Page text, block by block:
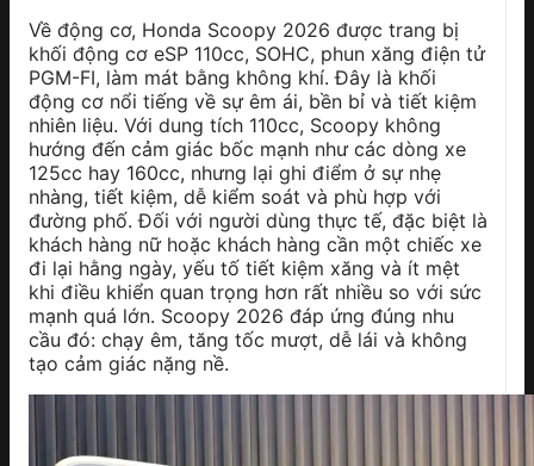
Về động cơ, Honda Scoopy 2026 được trang bị
khối động cơ eSP 110cc, SOHC, phun xăng điện tử
PGM-FI, làm mát bằng không khí. Đây là khối
động cơ nổi tiếng về sự êm ái, bền bỉ và tiết kiệm
nhiên liệu. Với dung tích 110cc, Scoopy không
hướng đến cảm giác bốc mạnh như các dòng xe
125cc hay 160cc, nhưng lại ghi điểm ở sự nhẹ
nhàng, tiết kiệm, dễ kiểm soát và phù hợp với
đường phố. Đối với người dùng thực tế, đặc biệt là
khách hàng nữ hoặc khách hàng cần một chiếc xe
đi lại hằng ngày, yếu tố tiết kiệm xăng và ít mệt
khi điều khiển quan trọng hơn rất nhiều so với sức
mạnh quá lớn. Scoopy 2026 đáp ứng đúng nhu
cầu đó: chạy êm, tăng tốc mượt, dễ lái và không
tạo cảm giác nặng nề.